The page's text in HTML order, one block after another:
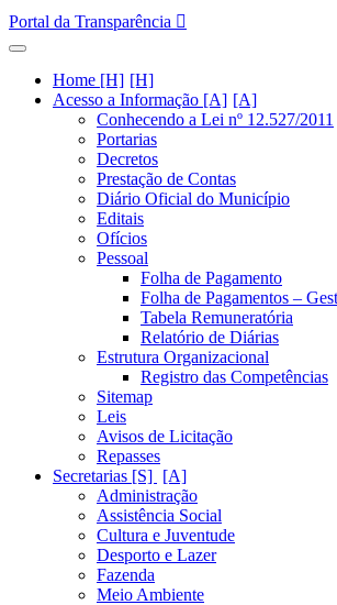
Portal da Transparência
Home [H]
Acesso a Informação [A]
Conhecendo a Lei nº 12.527/2011
Portarias
Decretos
Prestação de Contas
Diário Oficial do Município
Editais
Ofícios
Pessoal
Folha de Pagamento
Folha de Pagamentos –
Tabela Remuneratória
Relatório de Diárias
Estrutura Organizacional
Registro das Competências
Sitemap
Leis
Avisos de Licitação
Repasses
Secretarias [S]
Administração
Assistência Social
Cultura e Juventude
Desporto e Lazer
Fazenda
Meio Ambiente